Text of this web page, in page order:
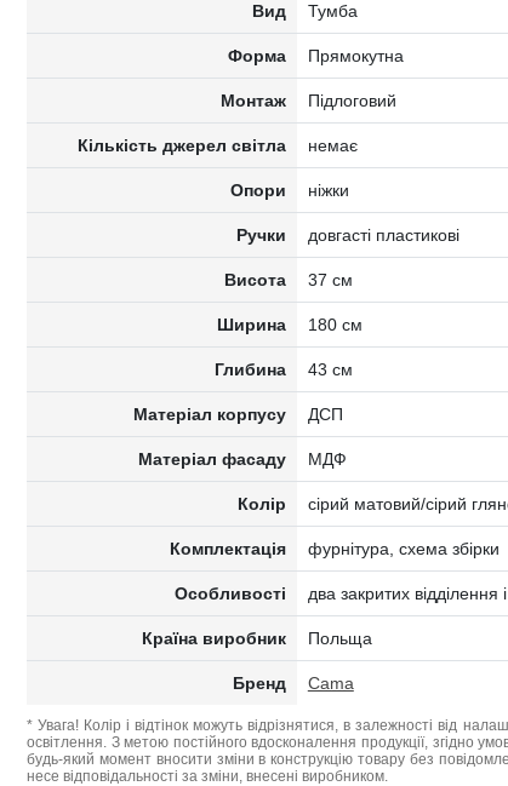
Вид Тумба
Форма Прямокутна
Монтаж Підлоговий
Кількість джерел світла немає
Опори ніжки
Ручки довгасті пластикові
Висота 37 см
Ширина 180 см
Глибина 43 см
Матеріал корпусу ДСП
Матеріал фасаду МДФ
Колір сірий матовий/сірий
Комплектація фурнітура, схема збірки
Особливості два закритих відділення і
Країна виробник Польща
Бренд Cama
* Увага! Колір і відтінок можуть відрізнятися, в залежності від
освітлення. З метою постійного вдосконалення продукції, згідно
будь-який момент вносити зміни в конструкцію товару без
несе відповідальності за зміни, внесені виробником.